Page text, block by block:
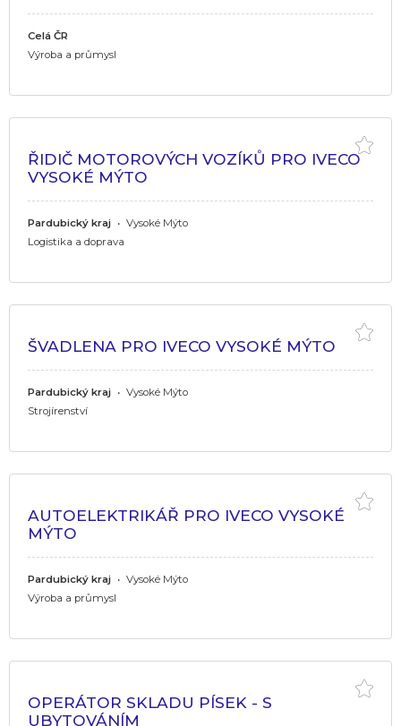
Celá ČR
Výroba a průmysl
ŘIDIČ MOTOROVÝCH VOZÍKŮ PRO IVECO
VYSOKÉ MÝTO
Pardubický kraj • Vysoké Mýto
Logistika a doprava
ŠVADLENA PRO IVECO VYSOKÉ MÝTO
Pardubický kraj • Vysoké Mýto
Strojírenství
AUTOELEKTRIKÁŘ PRO IVECO VYSOKÉ
MÝTO
Pardubický kraj • Vysoké Mýto
Výroba a průmysl
OPERÁTOR SKLADU PÍSEK - S
UBYTOVÁNÍM